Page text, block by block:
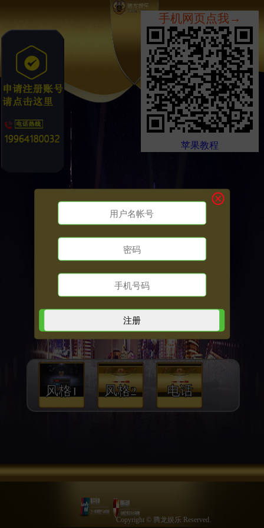
手机网页点我→
苹果教程
风格1 风格2 电话
Copyright © 腾龙娱乐 Reserved.